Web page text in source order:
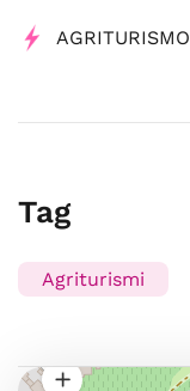
AGRITURISMO
Tag
Agriturismi